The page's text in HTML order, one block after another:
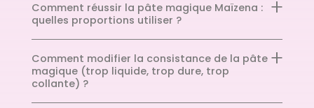
Comment réussir la pâte magique Maïzena :
quelles proportions utiliser ?
Comment modifier la consistance de la pâte
magique (trop liquide, trop dure, trop
collante) ?